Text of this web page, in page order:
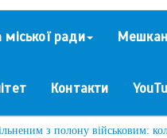
міської ради
Контакти
з полону військовим: